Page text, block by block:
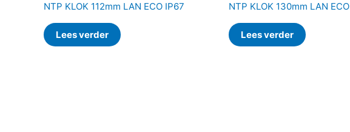
NTP KLOK 112mm LAN ECO IP67
Lees verder
NTP KLOK 130mm LAN ECO
Lees verder